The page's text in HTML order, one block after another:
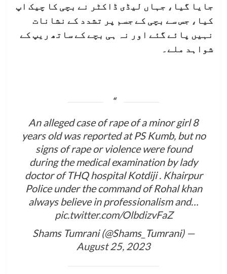
جایا گیا، جہاں لیڈی ڈاکٹر نے بچی کا چیک اپ
کیا، جس سے بچی کے جسم پر تشدد کے نشانات
نہیں پائے گئے اور نہ ہی بچے کے ساتھ ریپ کے
شواہد ملے۔
An alleged case of rape of a minor girl 8
years old was reported at PS Kumb, but no
signs of rape or violence were found
during the medical examination by lady
doctor of THQ hospital Kotdiji . Khairpur
Police under the command of Rohal khan
always believe in professionalism and…
pic.twitter.com/OlbdizvFaZ
— Shams Tumrani (@Shams_Tumrani)
August 25, 2023